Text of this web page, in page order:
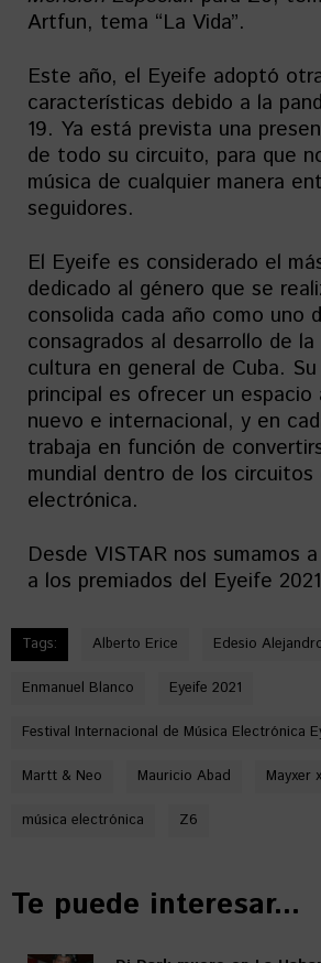
Artfun, tema “La Vida”.
Este año, el Eyeife adoptó
características debido a la
19. Ya está prevista una
de todo su circuito, para que
música de cualquier manera
seguidores.
El Eyeife es considerado el
dedicado al género que se
consolida cada año como uno
consagrados al desarrollo de
cultura en general de Cuba.
principal es ofrecer un
nuevo e internacional, y en
trabaja en función de
mundial dentro de los circuitos
electrónica.
Desde VISTAR nos sumamos
a los premiados del Eyeife
Tags: Alberto Erice Edesio
Enmanuel Blanco Eyeife 2021
Festival Internacional de Música Electrónica
Martt & Neo Mauricio Abad Mayxer
música electrónica Z6
Te puede interesar...